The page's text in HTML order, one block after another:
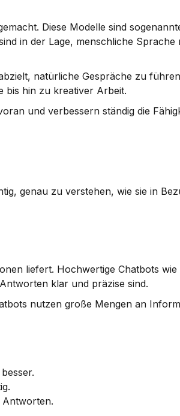
Diese Modelle sind
in der Lage, menschliche Sprache
natürliche Gespräche zu
bis hin zu kreativer Arbeit.
und verbessern ständig die
genau zu verstehen, wie sie in
liefert. Hochwertige Chatbots wie
klar und präzise sind.
nutzen große Mengen an